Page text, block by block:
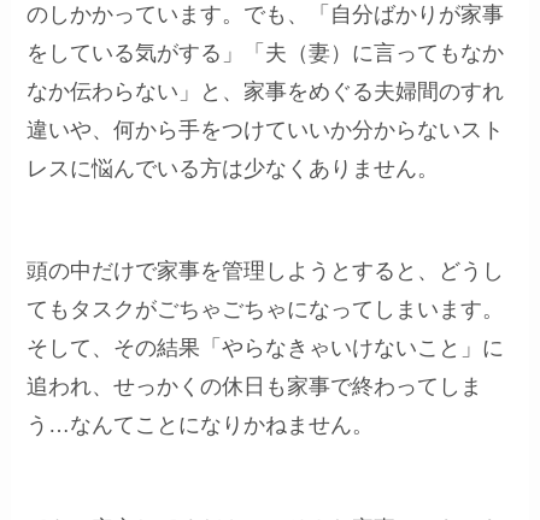
のしかかっています。でも、「自分ばかりが家事
をしている気がする」「夫（妻）に言ってもなか
なか伝わらない」と、家事をめぐる夫婦間のすれ
違いや、何から手をつけていいか分からないスト
レスに悩んでいる方は少なくありません。
頭の中だけで家事を管理しようとすると、どうし
てもタスクがごちゃごちゃになってしまいます。
そして、その結果「やらなきゃいけないこと」に
追われ、せっかくの休日も家事で終わってしま
う…なんてことになりかねません。